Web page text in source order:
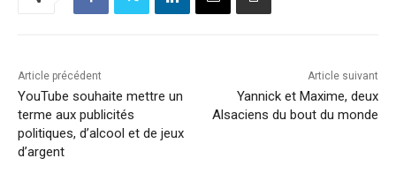
Article précédent
YouTube souhaite mettre un
terme aux publicités
politiques, d’alcool et de jeux
d’argent
Article suivant
Yannick et Maxime, deux
Alsaciens du bout du monde